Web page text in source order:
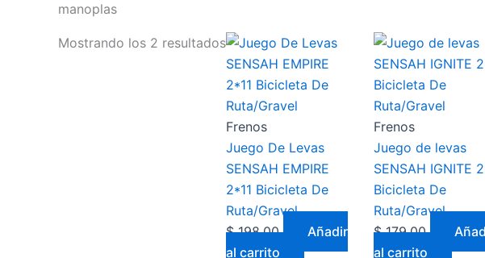
manoplas
Mostrando los 2 resultados
Frenos
Juego De Levas
SENSAH EMPIRE
2*11 Bicicleta De
Ruta/Gravel
$198,00
Añadir
al carrito
Frenos
Juego de levas
SENSAH IGNITE
Bicicleta De
Ruta/Gravel
$179,00
al carrito